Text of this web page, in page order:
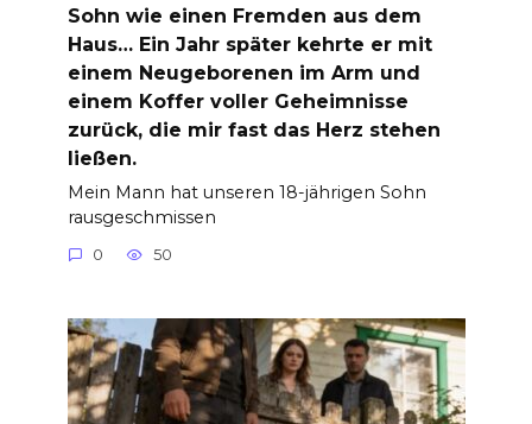
Sohn wie einen Fremden aus dem
Haus… Ein Jahr später kehrte er mit
einem Neugeborenen im Arm und
einem Koffer voller Geheimnisse
zurück, die mir fast das Herz stehen
ließen.
Mein Mann hat unseren 18-jährigen Sohn
rausgeschmissen
0 50